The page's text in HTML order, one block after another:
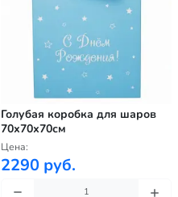
Голубая коробка для шаров
70х70х70см
Цена:
2290 руб.